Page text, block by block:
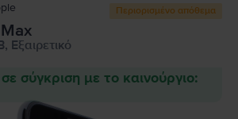
Περιορισμένο απόθεμα
Εξαιρετικό
σύγκριση με το καινούργιο: